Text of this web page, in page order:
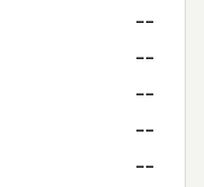
--
--
--
--
--